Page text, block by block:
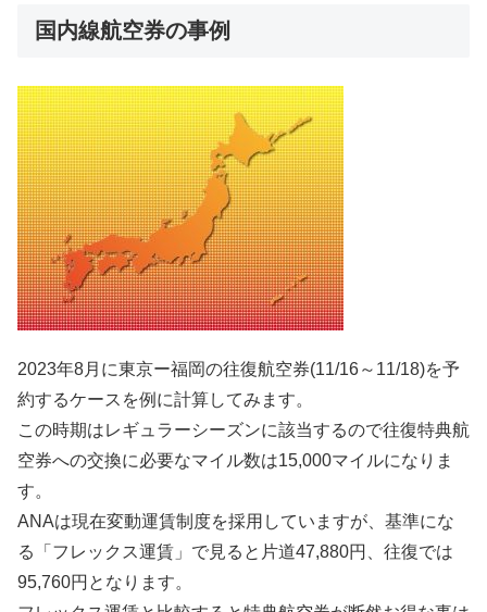
国内線航空券の事例
2023年8月に東京ー福岡の往復航空券(11/16～11/18)を予
約するケースを例に計算してみます。
この時期はレギュラーシーズンに該当するので往復特典航
空券への交換に必要なマイル数は15,000マイルになりま
す。
ANAは現在変動運賃制度を採用していますが、基準にな
る「フレックス運賃」で見ると片道47,880円、往復では
95,760円となります。